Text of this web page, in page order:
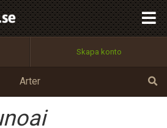
Skapa konto
Arter
Utför
100%
OK
Tillbaka till förstasidan